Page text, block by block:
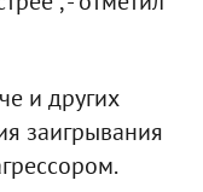
и других
заигрывания